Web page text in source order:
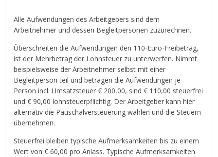
Alle Aufwendungen des Arbeitgebers sind dem
Arbeitnehmer und dessen Begleitpersonen zuzurechnen.
Überschreiten die Aufwendungen den 110-Euro-Freibetrag,
ist der Mehrbetrag der Lohnsteuer zu unterwerfen. Nimmt
beispielsweise der Arbeitnehmer selbst mit einer
Begleitperson teil und betragen die Aufwendungen je
Person incl. Umsatzsteuer € 200,00, sind € 110,00 steuerfrei
und € 90,00 lohnsteuerpflichtig. Der Arbeitgeber kann hier
alternativ die Pauschalversteuerung wählen und die Steuern
übernehmen.
Steuerfrei bleiben typische Aufmerksamkeiten bis zu einem
Wert von € 60,00 pro Anlass. Typische Aufmerksamkeiten